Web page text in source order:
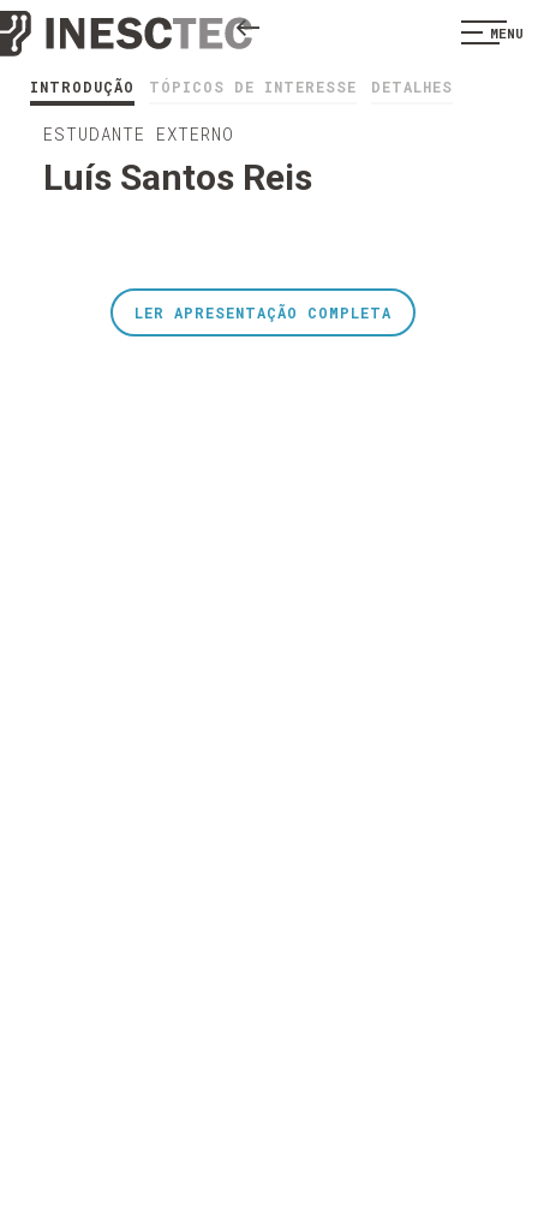
MENU
INTRODUÇÃO TÓPICOS DE INTERESSE DETALHES
ESTUDANTE EXTERNO
Luís Santos Reis
LER APRESENTAÇÃO COMPLETA